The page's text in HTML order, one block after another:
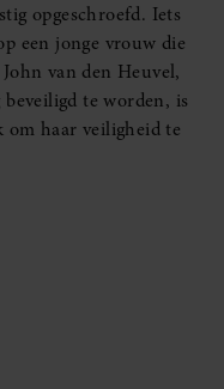
opgeschroefd. Iets
een jonge vrouw die
van den Heuvel,
te worden, is
haar veiligheid te